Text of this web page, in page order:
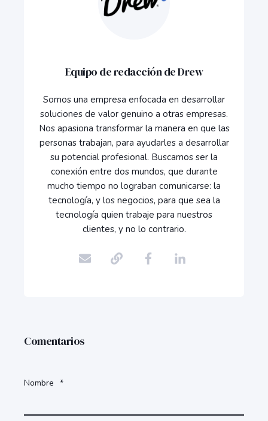
Equipo de redacción de Drew
Somos una empresa enfocada en desarrollar
soluciones de valor genuino a otras empresas.
Nos apasiona transformar la manera en que las
personas trabajan, para ayudarles a desarrollar
su potencial profesional. Buscamos ser la
conexión entre dos mundos, que durante
mucho tiempo no lograban comunicarse: la
tecnología, y los negocios, para que sea la
tecnología quien trabaje para nuestros
clientes, y no lo contrario.
Comentarios
Nombre *